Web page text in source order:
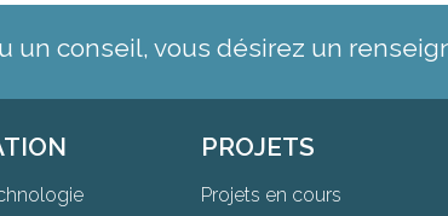
un conseil, vous désirez un
PROJETS
Projets en cours